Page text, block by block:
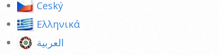
Ceský
Ελληνικά
العربية